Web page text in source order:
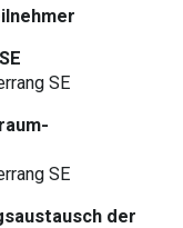
SE
SE
der